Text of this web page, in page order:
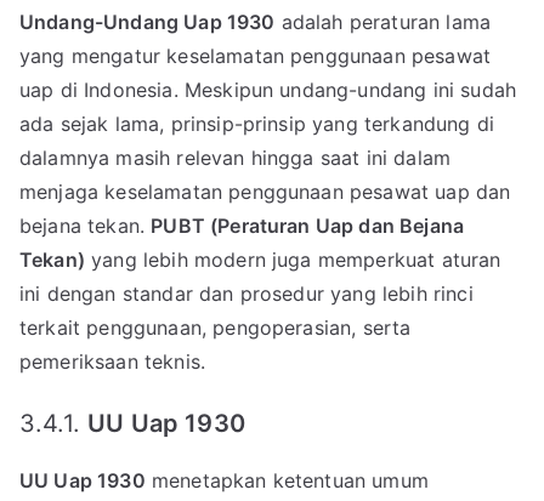
Undang-Undang Uap 1930 adalah peraturan lama
yang mengatur keselamatan penggunaan pesawat
uap di Indonesia. Meskipun undang-undang ini sudah
ada sejak lama, prinsip-prinsip yang terkandung di
dalamnya masih relevan hingga saat ini dalam
menjaga keselamatan penggunaan pesawat uap dan
bejana tekan. PUBT (Peraturan Uap dan Bejana
Tekan) yang lebih modern juga memperkuat aturan
ini dengan standar dan prosedur yang lebih rinci
terkait penggunaan, pengoperasian, serta
pemeriksaan teknis.
3.4.1. UU Uap 1930
UU Uap 1930 menetapkan ketentuan umum